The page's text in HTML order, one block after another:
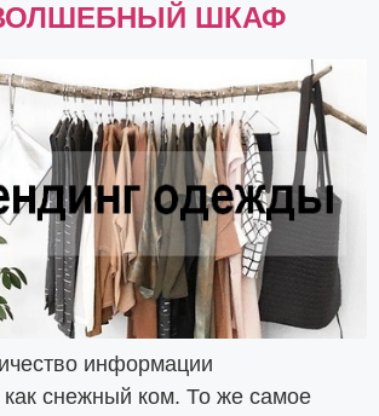
ШКАФ
информации
как снежный ком. То же самое